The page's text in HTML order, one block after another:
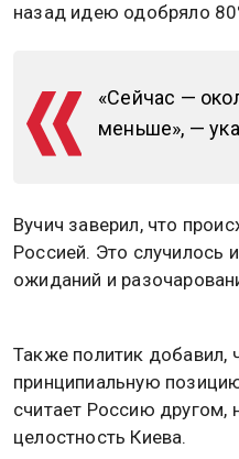
назад идею одобряло
«Сейчас —
меньше», —
Вучич заверил, что
Россией. Это случилось
ожиданий и
Также политик добавил,
принципиальную
считает Россию другом,
целостность Киева.